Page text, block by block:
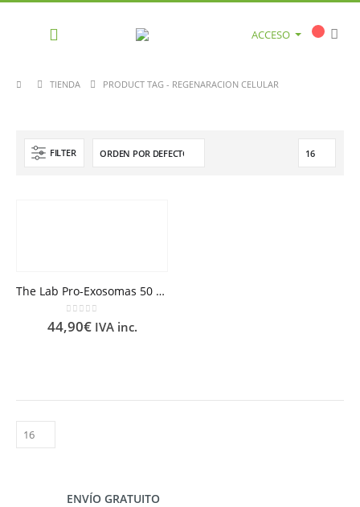
ACCESO
TIENDA PRODUCT TAG - REGENARACION CELULAR
FILTER
The Lab Pro-Exosomas 50 ml
0out of 5
44,90€ IVA inc.
ENVÍO GRATUITO